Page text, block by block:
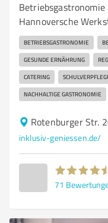
Hannoversche
BETRIEBSGASTRONOMIE
GESUNDE ERNÄHRUNG
CATERING
NACHHALTIGE GASTRONOMIE
Rotenburger Str.
inklusiv-geniessen.de/
71